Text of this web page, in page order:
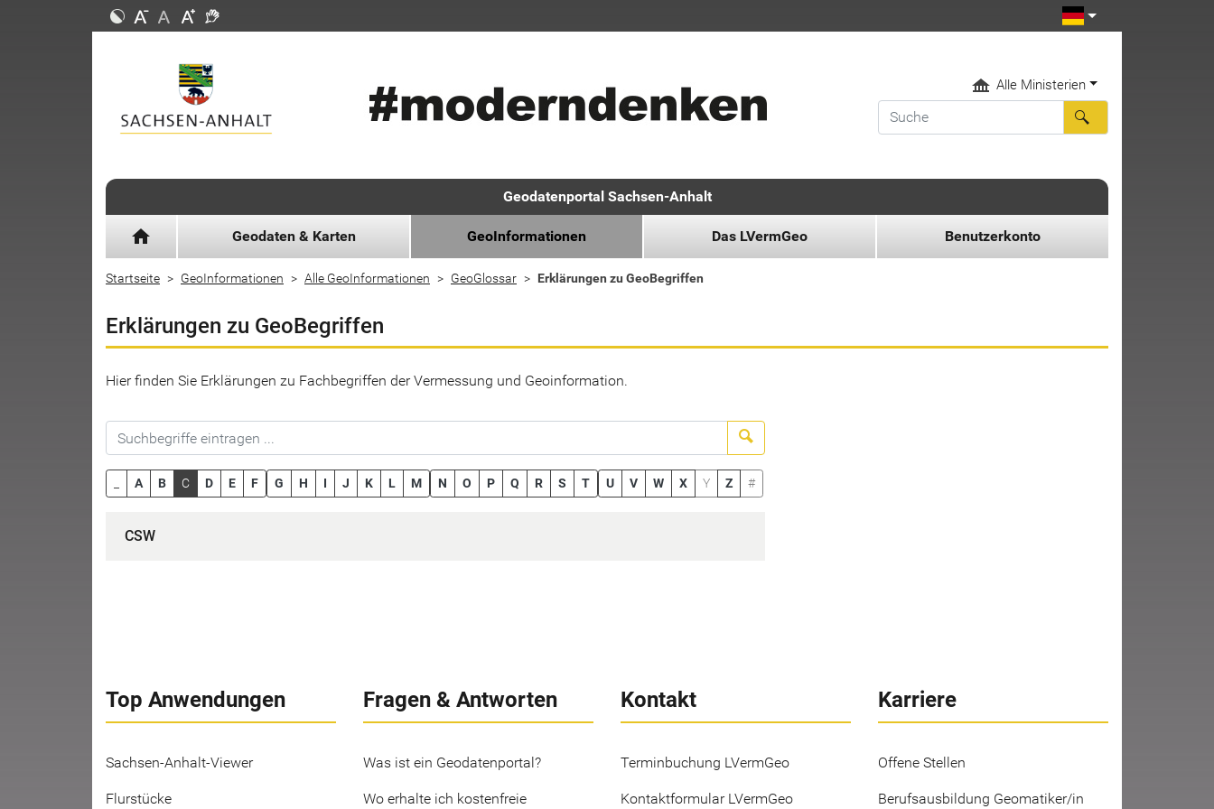
Alle Ministerien
Geodatenportal Sachsen-Anhalt
home Geodaten & Karten GeoInformationen Das LVermGeo Benutzerkonto
Startseite GeoInformationen Alle GeoInformationen GeoGlossar Erklärungen zu GeoBegriffen
Erklärungen zu GeoBegriffen
Hier finden Sie Erklärungen zu Fachbegriffen der Vermessung und Geoinformation.
A B C D E F G H I J K L M N O P Q R S T U V W X Y Z #
CSW
Top Anwendungen
Sachsen-Anhalt-Viewer
Flurstücke
Fragen & Antworten
Was ist ein Geodatenportal?
Wo erhalte ich kostenfreie
Kontakt
Terminbuchung LVermGeo
Kontaktformular LVermGeo
Karriere
Offene Stellen
Berufsausbildung Geomatiker/in